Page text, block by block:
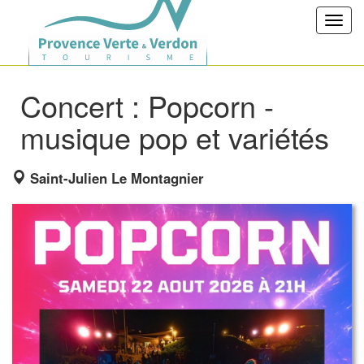
Concert : Popcorn -
musique pop et variétés
Saint-Julien Le Montagnier